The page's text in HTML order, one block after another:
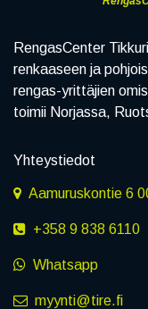
RengasCenter
renkaaseen ja
rengas-yrittäjien
toimii Norjassa,
Yhteystiedot
Aamuruskontie 6
+358 9 838 6110
Whatsapp
myynti@tire.fi